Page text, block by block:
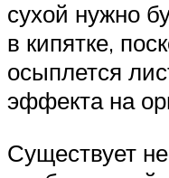
сухой нужно
в кипятке,
осыплется
эффекта на
Существует